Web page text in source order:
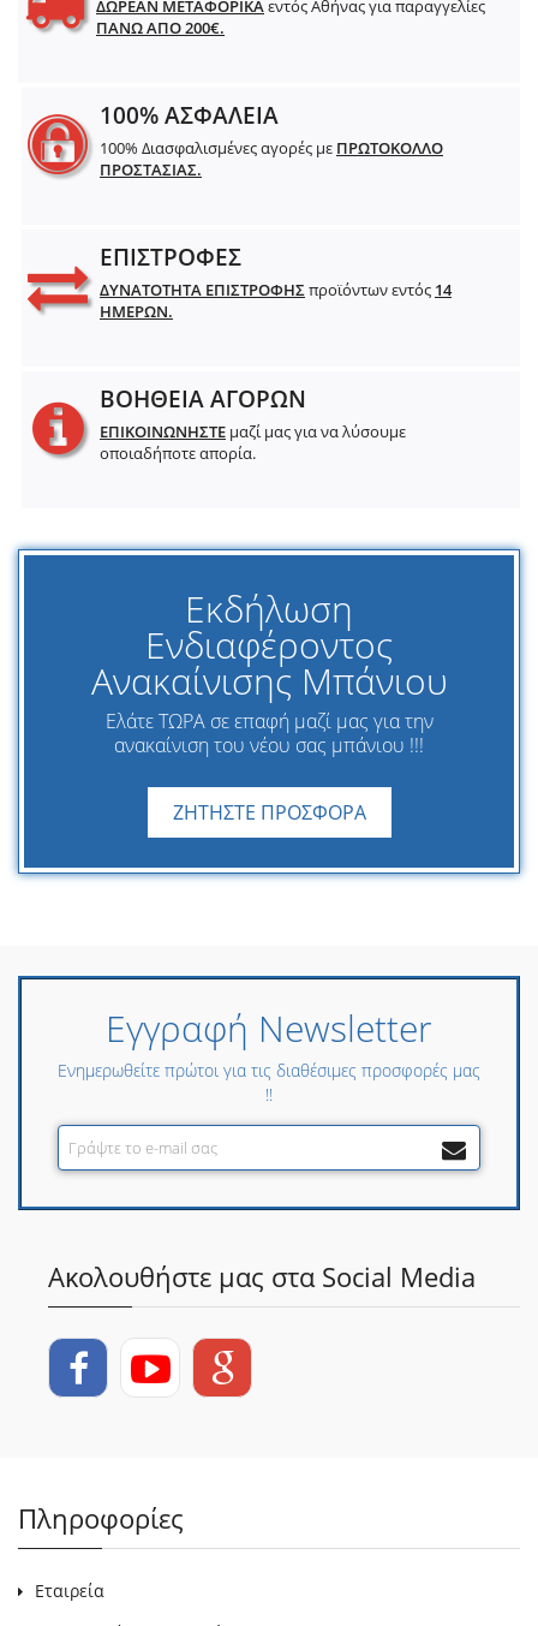
ΔΩΡΕΑΝ ΜΕΤΑΦΟΡΙΚΑεντός Αθήνας για παραγγελίες
ΠΑΝΩ ΑΠΟ 200€.
100% ΑΣΦΑΛΕΙΑ
100% Διασφαλισμένες αγορές με ΠΡΩΤΟΚΟΛΛΟ
ΠΡΟΣΤΑΣΙΑΣ.
ΕΠΙΣΤΡΟΦΕΣ
ΔΥΝΑΤΟΤΗΤΑ ΕΠΙΣΤΡΟΦΗΣπροϊόντων εντός 14
ΗΜΕΡΩΝ.
ΒΟΗΘΕΙΑ ΑΓΟΡΩΝ
ΕΠΙΚΟΙΝΩΝΗΣΤΕ μαζί μας για να λύσουμε
οποιαδήποτε απορία.
Εκδήλωση
Ενδιαφέροντος
Ανακαίνισης Μπάνιου
Ελάτε ΤΩΡΑ σε επαφή μαζί μας για την
ανακαίνιση του νέου σας μπάνιου !!!
ΖΗΤΗΣΤΕ ΠΡΟΣΦΟΡΑ
Εγγραφή Newsletter
Ενημερωθείτε πρώτοι για τις διαθέσιμες προσφορές μας
!!
Ακολουθήστε μας στα Social Media
Πληροφορίες
Εταιρεία